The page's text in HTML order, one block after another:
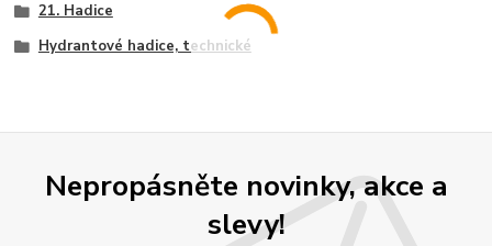
21. Hadice
Hydrantové hadice, technické
Nepropásněte novinky, akce a
slevy!